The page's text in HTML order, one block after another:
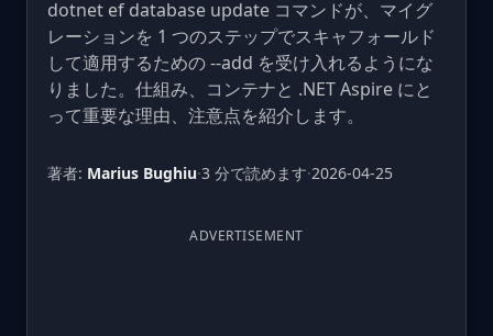
dotnet ef database update コマンドが、マイグ
レーションを 1 つのステップでスキャフォールド
して適用するための --add を受け入れるようにな
りました。仕組み、コンテナと .NET Aspire にと
って重要な理由、注意点を紹介します。
著者: Marius Bughiu·3 分で読めます·2026-04-25
ADVERTISEMENT